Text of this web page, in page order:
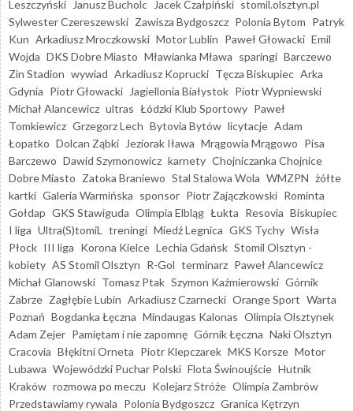
Leszczyński
Janusz Bucholc Jacek Czałpiński stomil.olsztyn.pl
Sylwester Czereszewski Zawisza Bydgoszcz Polonia Bytom Patryk
Kun Arkadiusz Mroczkowski Motor Lublin Paweł Głowacki Emil
Wojda DKS Dobre Miasto Mławianka Mława sparingi Barczewo
Zin Stadion wywiad Arkadiusz Koprucki Tęcza Biskupiec Arka
Gdynia Piotr Głowacki Jagiellonia Białystok Piotr Wypniewski
Michał Alancewicz ultras Łódzki Klub Sportowy Paweł
Tomkiewicz Grzegorz Lech Bytovia Bytów licytacje Adam
Łopatko Dolcan Ząbki Jeziorak Iława Mrągowia Mrągowo Pisa
Barczewo Dawid Szymonowicz karnety Chojniczanka Chojnice
Dobre Miasto Zatoka Braniewo Stal Stalowa Wola WMZPN żółte
kartki Galeria Warmińska sponsor Piotr Zajączkowski Rominta
Gołdap GKS Stawiguda Olimpia Elbląg Łukta Resovia Biskupiec
I liga Ultra(S)tomiL treningi Miedź Legnica GKS Tychy Wisła
Płock III liga Korona Kielce Lechia Gdańsk Stomil Olsztyn -
kobiety AS Stomil Olsztyn R-Gol terminarz Paweł Alancewicz
Michał Glanowski Tomasz Ptak Szymon Kaźmierowski Górnik
Zabrze Zagłębie Lubin Arkadiusz Czarnecki Orange Sport Warta
Poznań Bogdanka Łęczna Mindaugas Kalonas Olimpia Olsztynek
Adam Zejer Pamiętam i nie zapomnę Górnik Łęczna Naki Olsztyn
Cracovia Błękitni Orneta Piotr Klepczarek MKS Korsze Motor
Lubawa Wojewódzki Puchar Polski Flota Świnoujście Hutnik
Kraków rozmowa po meczu Kolejarz Stróże Olimpia Zambrów
Przedstawiamy rywala Polonia Bydgoszcz Granica Kętrzyn